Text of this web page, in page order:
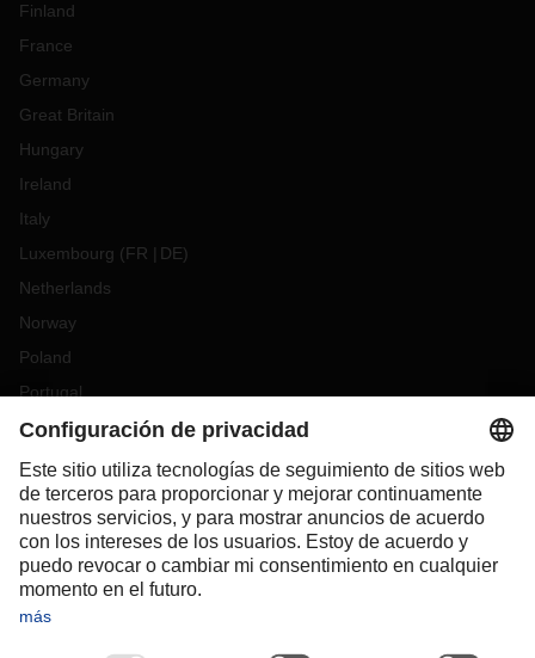
Finland
France
Germany
Great Britain
Hungary
Ireland
Italy
Luxembourg (FR DE)
Netherlands
Norway
Poland
Portugal
Romania
Slovakia
Spain
Sweden
Switzerland(DE FR)
Turkey